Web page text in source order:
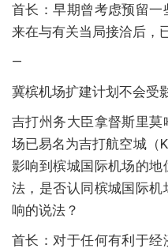
首长：早期曾考虑预留
来在与有关当局接洽后，
—
冀槟机场扩建计划不会受
吉打州务大臣拿督斯里
场已易名为吉打航空城（
影响到槟城国际机场的
法，是否认同槟城国际
响的说法？
首长：对于任何有利于